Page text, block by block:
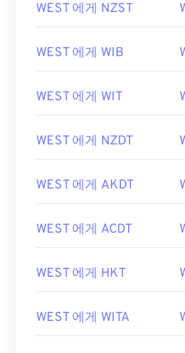
WEST 에게 NZST
WEST 에게 WIB
WEST 에게 WIT
WEST 에게 NZDT
WEST 에게 AKDT
WEST 에게 ACDT
WEST 에게 HKT
WEST 에게 WITA